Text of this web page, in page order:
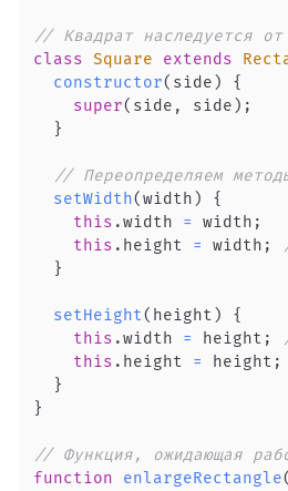
// Квадрат наследуется от
class Square extends
constructor( side )
{
super( side , side ) ;
}
// Переопределяем
setWidth(width )
{
this .width = width ;
this . height = width ;
}
setHeight( height )
{
this .width = height ;
this . height = height ;
}
}
// Функция, ожидающая
function
enlargeRectangle(